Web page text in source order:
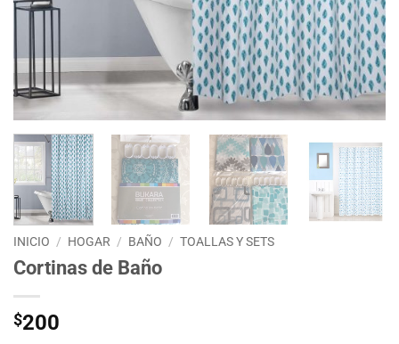
INICIO / HOGAR / BAÑO / TOALLAS Y SETS
Cortinas de Baño
$200